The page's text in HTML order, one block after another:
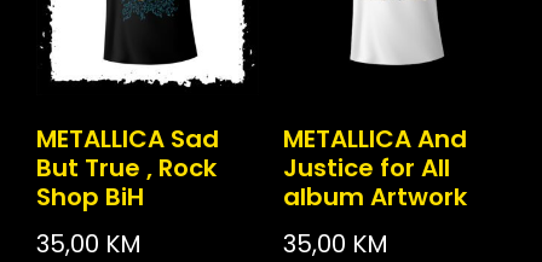
METALLICA Sad
But True , Rock
Shop BiH
35,00 KM
METALLICA And
Justice for All
album Artwork
35,00 KM